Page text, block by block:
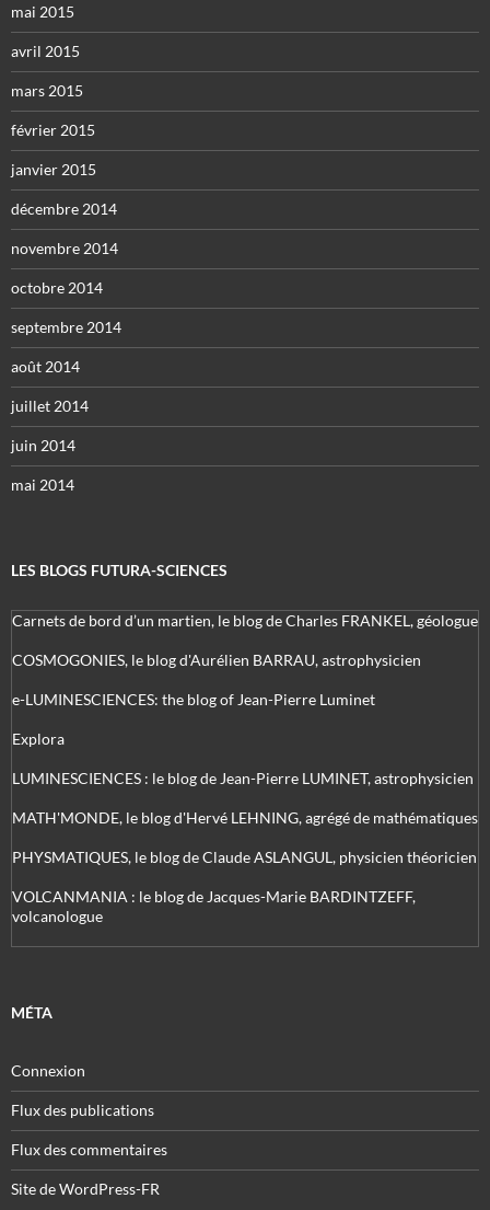
mai 2015
avril 2015
mars 2015
février 2015
janvier 2015
décembre 2014
novembre 2014
octobre 2014
septembre 2014
août 2014
juillet 2014
juin 2014
mai 2014
LES BLOGS FUTURA-SCIENCES
Carnets de bord d’un martien, le blog de Charles FRANKEL, géologue
COSMOGONIES, le blog d'Aurélien BARRAU, astrophysicien
e-LUMINESCIENCES: the blog of Jean-Pierre Luminet
Explora
LUMINESCIENCES : le blog de Jean-Pierre LUMINET, astrophysicien
MATH'MONDE, le blog d'Hervé LEHNING, agrégé de mathématiques
PHYSMATIQUES, le blog de Claude ASLANGUL, physicien théoricien
VOLCANMANIA : le blog de Jacques-Marie BARDINTZEFF,
volcanologue
MÉTA
Connexion
Flux des publications
Flux des commentaires
Site de WordPress-FR